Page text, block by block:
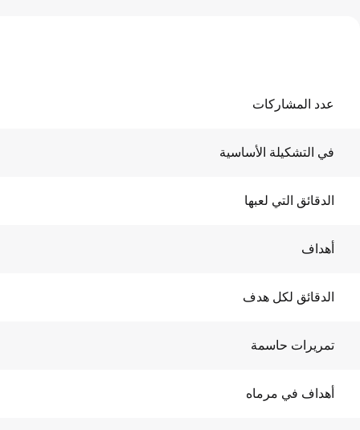
عدد المشاركات
في التشكيلة الأساسية
الدقائق التي لعبها
أهداف
الدقائق لكل هدف
تمريرات حاسمة
أهداف في مرماه